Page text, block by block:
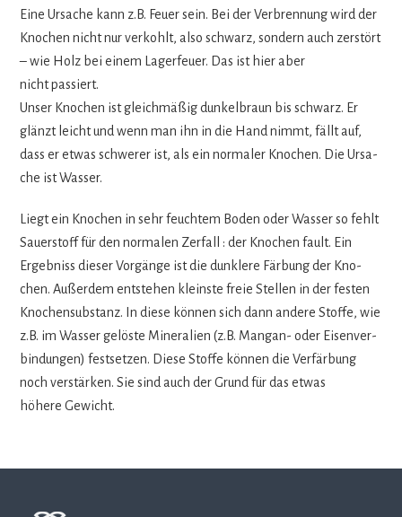
Eine Ursa­che kann z.B. Feuer sein. Bei der Ver­bren­nung wird der
Kno­chen nicht nur ver­kohlt, also schwarz, son­dern auch zer­stört
– wie Holz bei einem Lager­feuer. Das ist hier aber
nicht passiert.
Unser Kno­chen ist gleich­mä­ßig dun­kel­braun bis schwarz. Er
glänzt leicht und wenn man ihn in die Hand nimmt, fällt auf,
dass er etwas schwe­rer ist, als ein nor­ma­ler Kno­chen. Die Ursa­
che ist Wasser.
Liegt ein Kno­chen in sehr feuch­tem Boden oder Was­ser so fehlt
Sau­er­stoff für den nor­ma­len Zer­fall : der Kno­chen fault. Ein
Ergeb­niss die­ser Vor­gänge ist die dunk­lere Fär­bung der Kno­
chen. Außer­dem ent­ste­hen kleinste freie Stel­len in der fes­ten
Kno­chen­sub­stanz. In diese kön­nen sich dann andere Stoffe, wie
z.B. im Was­ser gelöste Mine­ra­lien (z.B. Man­gan- oder Eisen­ver­
bin­dun­gen) fest­set­zen. Diese Stoffe kön­nen die Ver­fär­bung
noch ver­stär­ken. Sie sind auch der Grund für das etwas
höhere Gewicht.